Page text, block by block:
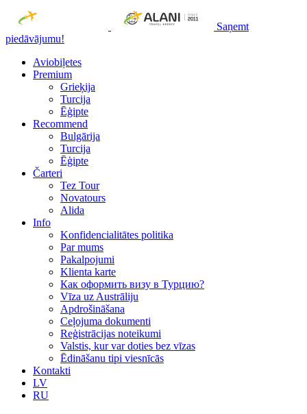
Saņemt
piedāvājumu!
Aviobiļetes
Premium
Grieķija
Turcija
Ēģipte
Recommend
Bulgārija
Turcija
Ēģipte
Čarteri
Tez Tour
Novatours
Alida
Info
Konfidencialitātes politika
Par mums
Рakalpojumi
Klienta karte
Как оформить визу в Турцию?
Vīza uz Austrāliju
Apdrošināšana
Ceļojuma dokumenti
Reģistrācijas noteikumi
Valstis, kur var doties bez vīzas
Ēdināšanu tipi viesnīcās
Kontakti
LV
RU